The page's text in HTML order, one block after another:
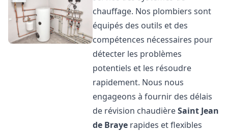
chauffage. Nos plombiers sont
équipés des outils et des
compétences nécessaires pour
détecter les problèmes
potentiels et les résoudre
rapidement. Nous nous
engageons à fournir des délais
de révision chaudièreSaint Jean
de Braye rapides et flexibles